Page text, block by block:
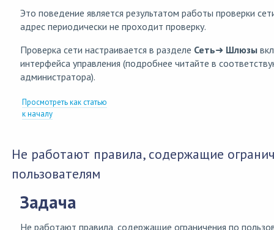
Это поведение является результатом работы проверки
адрес периодически не проходит проверку.
Проверка сети настраивается в разделе Сеть➜ Шлюзы
интерфейса управления (подробнее читайте в
администратора).
Просмотреть как статью
к началу
Не работают правила, содержащие
пользователям
Задача
Не работают правила, содержащие ограничения по